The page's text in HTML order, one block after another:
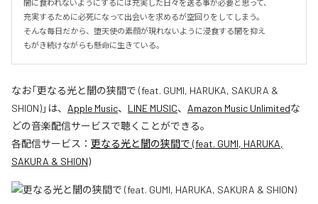
闇に食われないようにするには充実した日々を送る事が必要と思って、
充実するために必死になって出会いを求めるが空回りをしてしまう。
そんな毎日だから、堕天使の素顔が現れないように浸食する闇を抑え
もがき続けながらも懸命に生きている。
なお「更なる光と闇の狭間で (feat. GUMI, HARUKA, SAKURA &
SHION)」は、 Apple Music、 LINE MUSIC、 Amazon Music Unlimitedな
どの音楽配信サービスで聴くことができる。
各配信サービス： 更なる光と闇の狭間で (feat. GUMI, HARUKA,
SAKURA & SHION)